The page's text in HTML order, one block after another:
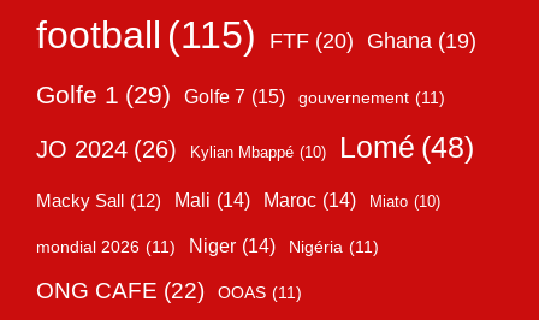
football (115) FTF (20) Ghana (19)
Golfe 1 (29) Golfe 7 (15) gouvernement (11)
JO 2024 (26) Kylian Mbappé (10) Lomé (48)
Macky Sall (12) Mali (14) Maroc (14) Miato (10)
mondial 2026 (11) Niger (14) Nigéria (11)
ONG CAFE (22) OOAS (11)